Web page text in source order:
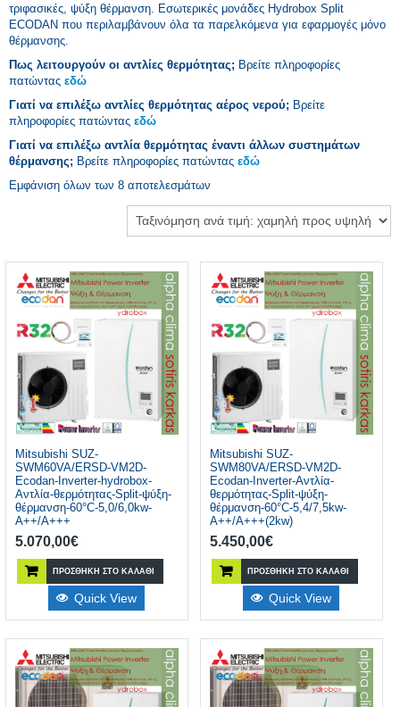
τριφασικές, ψύξη θέρμανση. Εσωτερικές μονάδες Hydrobox Split
ECODAN που περιλαμβάνουν όλα τα παρελκόμενα για εφαρμογές μόνο
θέρμανσης.
Πως λειτουργούν οι αντλίες θερμότητας; Βρείτε πληροφορίες
πατώντας εδώ
Γιατί να επιλέξω αντλίες θερμότητας αέρος νερού; Βρείτε
πληροφορίες πατώντας εδώ
Γιατί να επιλέξω αντλία θερμότητας έναντι άλλων συστημάτων
θέρμανσης; Βρείτε πληροφορίες πατώντας εδώ
Εμφάνιση όλων των 8 αποτελεσμάτων
Mitsubishi SUZ-
SWM60VA/ERSD-VM2D-
Ecodan-Inverter-hydrobox-
Αντλία-θερμότητας-Split-ψύξη-
θέρμανση-60°C-5,0/6,0kw-
A++/A+++
5.070,00€
ΠΡΟΣΘΉΚΗ ΣΤΟ ΚΑΛΆΘΙ
Quick View
Mitsubishi SUZ-
SWM80VA/ERSD-VM2D-
Ecodan-Inverter-Αντλία-
θερμότητας-Split-ψύξη-
θέρμανση-60°C-5,4/7,5kw-
A++/A+++(2kw)
5.450,00€
ΠΡΟΣΘΉΚΗ ΣΤΟ ΚΑΛΆΘΙ
Quick View